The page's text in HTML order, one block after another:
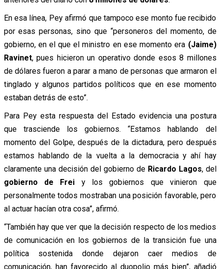
En esa línea, Pey afirmó que tampoco ese monto fue recibido
por esas personas, sino que “personeros del momento, de
gobierno, en el que el ministro en ese momento era (Jaime)
Ravinet, pues hicieron un operativo donde esos 8 millones
de dólares fueron a parar a mano de personas que armaron el
tinglado y algunos partidos políticos que en ese momento
estaban detrás de esto”.
Para Pey esta respuesta del Estado evidencia una postura
que trasciende los gobiernos. “Estamos hablando del
momento del Golpe, después de la dictadura, pero después
estamos hablando de la vuelta a la democracia y ahí hay
claramente una decisión del gobierno de Ricardo Lagos, del
gobierno de Frei y los gobiernos que vinieron que
personalmente todos mostraban una posición favorable, pero
al actuar hacían otra cosa”, afirmó.
“También hay que ver que la decisión respecto de los medios
de comunicación en los gobiernos de la transición fue una
política sostenida donde dejaron caer medios de
comunicación, han favorecido al duopolio más bien”, añadió